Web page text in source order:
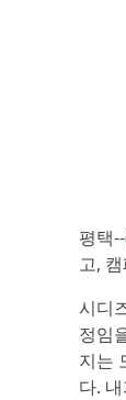
평택
고,
시디
정임
지는
다.